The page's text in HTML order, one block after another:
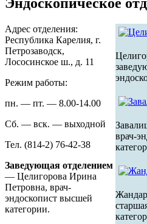
Эндоскопическое
врач-
Адрес отделения:
Республика Карелия, г.
Петрозаводск,
Лососинское ш., д. 11
Режим работы:
пн. — пт. — 8.00-14.00
Сб. — вск. — выходной
Тел. (814-2) 76-42-38
Заведующая отделением
— Целигорова Ирина
Петровна, врач-
эндоскопист высшей
категории.